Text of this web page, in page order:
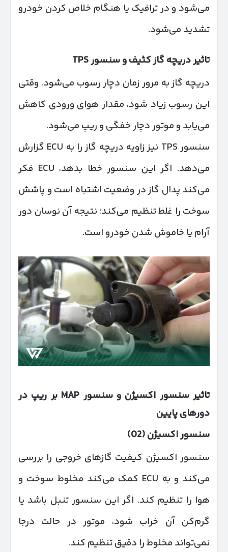
می‌شود و در ترافیک یا هنگام خلاص کردن خودرو
تشدید می‌شود.
تاثیر دریچه گاز کثیف و سنسور
دریچه گاز به مرور زمان دچار رسوب می‌شود. وقتی
این رسوب زیاد شود، مقدار هوای ورودی کاهش
می‌یابد و موتور دچار خفگی و ریپ می‌شود.
سنسور TPS نیز زاویه دریچه گاز را به ECU گزارش
می‌دهد. اگر این سنسور خطا بدهد، ECU فکر
می‌کند پدال گاز در وضعیت اشتباه است و پاشش
سوخت را غلط تنظیم می‌کند؛ نتیجه آن نوسان دور
آرام یا خاموش شدن خودرو است.
تاثیر سنسور اکسیژن و سنسور
بر ریپ در
دورهای پایین
سنسور اکسیژن(O2)
سنسور اکسیژن کیفیت گازهای خروجی را بررسی
می‌کند و به ECU کمک می‌کند مخلوط سوخت و
هوا را تنظیم کند. اگر این سنسور تنبل باشد یا
گرم‌کن آن خراب شود، موتور در حالت درجا
نمی‌تواند مخلوط را دقیق تنظیم کند.